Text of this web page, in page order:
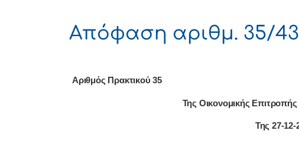
Απόφαση αριθμ. 35/
Αριθμός Πρακτικού 35
Της Οικονομικής
Της 27-12-